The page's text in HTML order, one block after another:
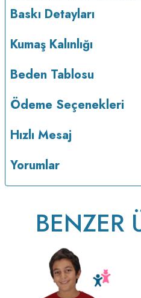
ve güvenlidir; insan sağlığına
maksimum 30 de ve tersten
ütülenir.
Baskı Detayları
Kumaş Kalınlığı
Beden Tablosu
Ödeme Seçenekleri
Hızlı Mesaj
Yorumlar
BENZER